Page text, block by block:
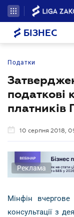
БІЗНЕС
Податки
податкові
платників
10 серпня 2018,
Реклама
Мінфін
консультації з